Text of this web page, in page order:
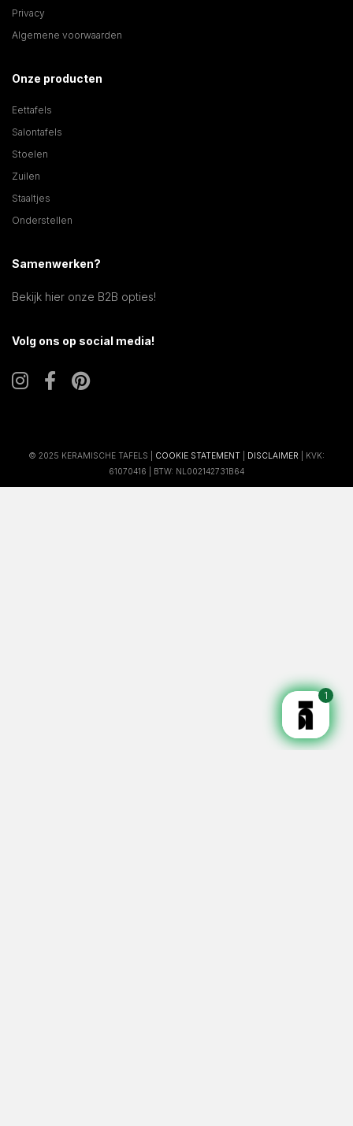
Privacy
Algemene voorwaarden
Onze producten
Eettafels
Salontafels
Stoelen
Zuilen
Staaltjes
Onderstellen
Samenwerken?
Bekijk hier onze B2B opties!
Volg ons op social media!
© 2025 KERAMISCHE TAFELS | COOKIE STATEMENT DISCLAIMER | KVK:
61070416 | BTW: NL002142731B64
1